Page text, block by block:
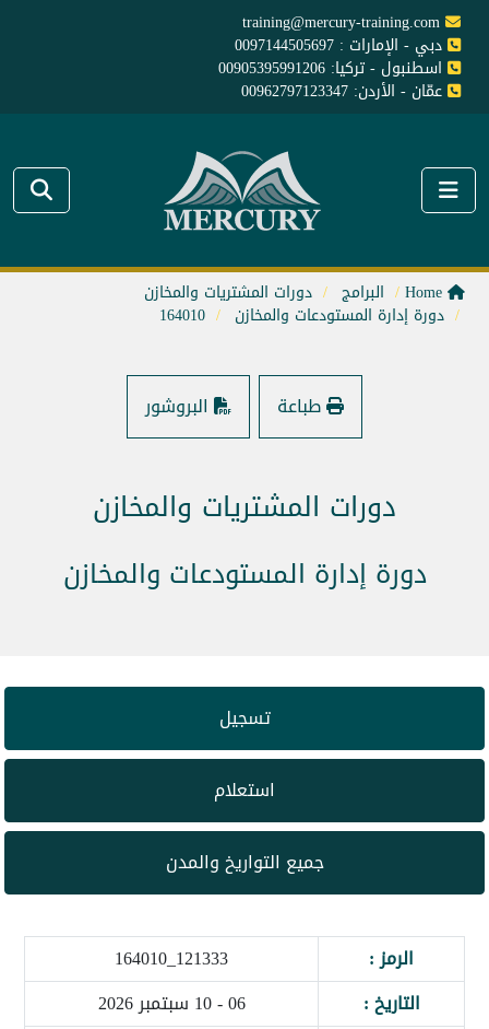
training@mercury-training.com
دبي - الإمارات : 0097144505697
اسطنبول - تركيا: 00905395991206
عمّان - الأردن: 00962797123347
البرامج دورات المشتريات والمخازن
دورة إدارة المستودعات والمخازن 164010
طباعة البروشور
دورات المشتريات والمخازن
دورة إدارة المستودعات والمخازن
تسجيل
استعلام
جميع التواريخ والمدن
الرمز :
121333_164010
التاريخ :
06 - 10 سبتمبر 2026